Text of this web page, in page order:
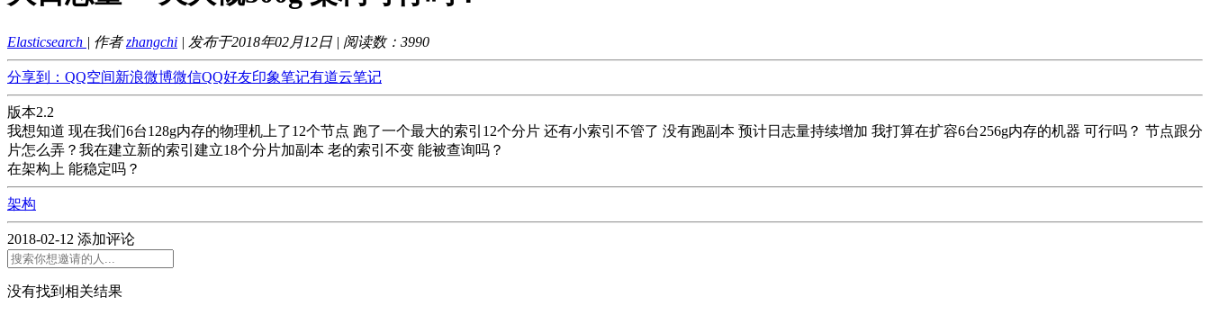
Elasticsearch | 作者zhangchi | 发布于2018年02月12日 | 阅读数： 3990
分享到： QQ空间新浪微博微信QQ好友印象笔记有道云笔记
版本2.2
我想知道 现在我们6台128g内存的物理机上了12个节点 跑了一个最大的索引12个分片 还有小索引不管了 没有跑副本 预计日志量持续增加 我打算在扩容6台256g内存的机器 可行吗？ 节点跟分
片怎么弄？我在建立新的索引建立18个分片加副本 老的索引不变 能被查询吗？
在架构上 能稳定吗？
架构
2018-02-12 添加评论
没有找到相关结果